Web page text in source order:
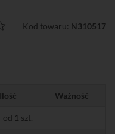
Kod towaru: N310517
Ilość Ważność
od 1 szt.